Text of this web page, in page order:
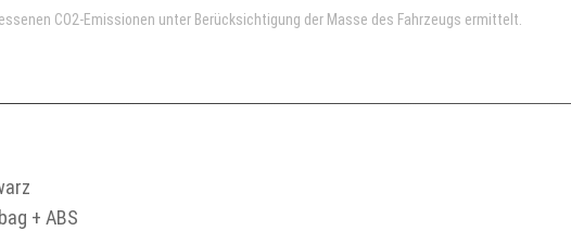
CO2-Emissionen unter Berücksichtigung der Masse des Fahrzeugs ermittelt.
+ ABS